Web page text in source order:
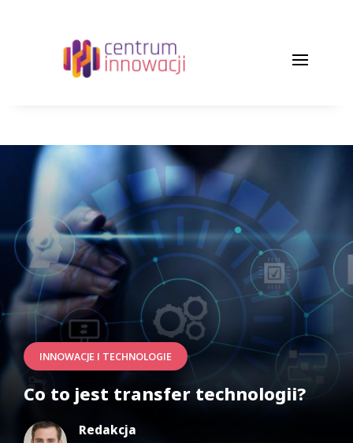
INNOWACJE I TECHNOLOGIE
Co to jest transfer technologii?
Redakcja